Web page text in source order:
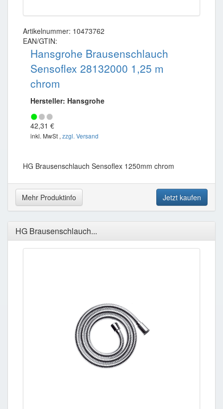
Artikelnummer: 10473762
EAN/GTIN:
Hansgrohe Brausenschlauch
Sensoflex 28132000 1,25 m
chrom
Hersteller: Hansgrohe
42,31 €
inkl. MwSt , zzgl. Versand
HG Brausenschlauch Sensoflex 1250mm chrom
Mehr Produktinfo Jetzt kaufen
HG Brausenschlauch...